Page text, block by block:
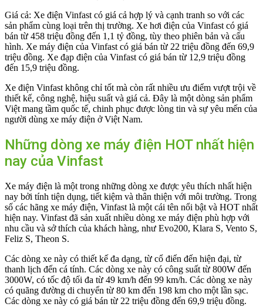
Giá cả: Xe điện Vinfast có giá cả hợp lý và cạnh tranh so với các
sản phẩm cùng loại trên thị trường. Xe hơi điện của Vinfast có giá
bán từ 458 triệu đồng đến 1,1 tỷ đồng, tùy theo phiên bản và cấu
hình. Xe máy điện của Vinfast có giá bán từ 22 triệu đồng đến 69,9
triệu đồng. Xe đạp điện của Vinfast có giá bán từ 12,9 triệu đồng
đến 15,9 triệu đồng.
Xe điện Vinfast không chỉ tốt mà còn rất nhiều ưu điểm vượt trội về
thiết kế, công nghệ, hiệu suất và giá cả. Đây là một dòng sản phẩm
Việt mang tầm quốc tế, chinh phục được lòng tin và sự yêu mến của
người dùng xe máy điện ở Việt Nam.
Những dòng xe máy điện HOT nhất hiện
nay của Vinfast
Xe máy điện là một trong những dòng xe được yêu thích nhất hiện
nay bởi tính tiện dụng, tiết kiệm và thân thiện với môi trường. Trong
số các hãng xe máy điện, Vinfast là một cái tên nổi bật và HOT nhất
hiện nay. Vinfast đã sản xuất nhiều dòng xe máy điện phù hợp với
nhu cầu và sở thích của khách hàng, như Evo200, Klara S, Vento S,
Feliz S, Theon S.
Các dòng xe này có thiết kế đa dạng, từ cổ điển đến hiện đại, từ
thanh lịch đến cá tính. Các dòng xe này có công suất từ 800W đến
3000W, có tốc độ tối đa từ 49 km/h đến 99 km/h. Các dòng xe này
có quãng đường di chuyển từ 80 km đến 198 km cho một lần sạc.
Các dòng xe này có giá bán từ 22 triệu đồng đến 69,9 triệu đồng.